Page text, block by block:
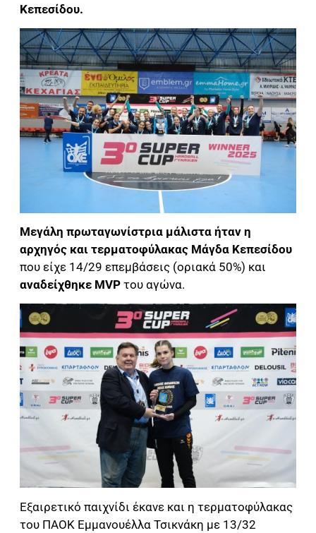
Κεπεσίδου.
Μεγάλη πρωταγωνίστρια μάλιστα ήταν η
αρχηγός και τερματοφύλακας Μάγδα Κεπεσίδου
που είχε 14/29 επεμβάσεις (οριακά 50%) και
αναδείχθηκε MVP του αγώνα.
Εξαιρετικό παιχνίδι έκανε και η τερματοφύλακας
του ΠΑΟΚ Εμμανουέλλα Τσικνάκη με 13/32